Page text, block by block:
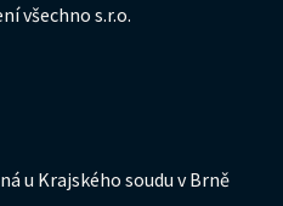
všechno s.r.o.
u Krajského soudu v Brně